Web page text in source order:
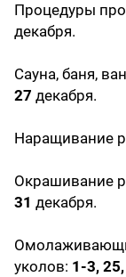
Процедуры
декабря.
Сауна, баня,
27 декабря.
Наращивание
Окрашивание
31 декабря.
уколов: 1-3,